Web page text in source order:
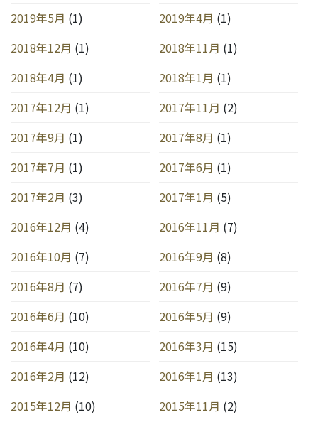
2019年5月 (1) 2019年4月 (1)
2018年12月 (1) 2018年11月 (1)
2018年4月 (1) 2018年1月 (1)
2017年12月 (1) 2017年11月 (2)
2017年9月 (1) 2017年8月 (1)
2017年7月 (1) 2017年6月 (1)
2017年2月 (3) 2017年1月 (5)
2016年12月 (4) 2016年11月 (7)
2016年10月 (7) 2016年9月 (8)
2016年8月 (7) 2016年7月 (9)
2016年6月 (10) 2016年5月 (9)
2016年4月 (10) 2016年3月 (15)
2016年2月 (12) 2016年1月 (13)
2015年12月 (10) 2015年11月 (2)